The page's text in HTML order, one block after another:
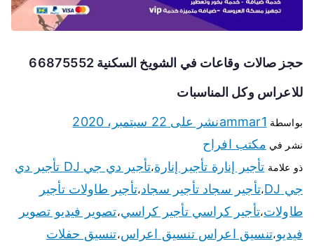
حجز صالات وقاعات في الشويخ السكنية 66875552
للاعراس وكل المناسبات
بواسطة ammar1نشر على 22 سبتمبر، 2020
نشر في مكتب افراح
ذو علامة تأجير إنارة تأجير إنارة،
تأجير دي جي DJ تأجير دي
جي DJ
،تأجير سجاد تأجير سجاد،تأجير طاولات تأجير
طاولات،تأجير كراسي تأجير كراسي،تصوير فيديو تصوير
فيديو،تنسيق اعراس تنسيق اعراس،تنسيق حفلات